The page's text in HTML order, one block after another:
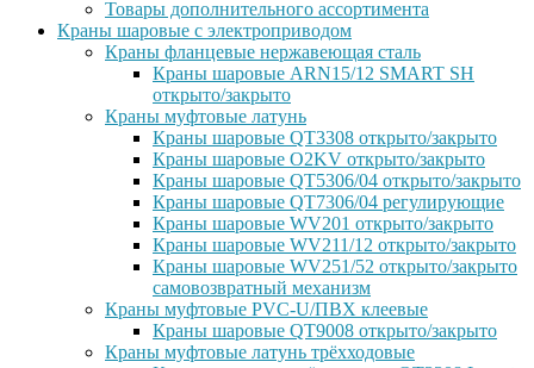
Товары дополнительного ассортимента
Краны шаровые с электроприводом
Краны фланцевые нержавеющая сталь
Краны шаровые ARN15/12 SMART SH
открыто/закрыто
Краны муфтовые латунь
Краны шаровые QT3308 открыто/закрыто
Краны шаровые O2KV открыто/закрыто
Краны шаровые QT5306/04 открыто/закрыто
Краны шаровые QT7306/04 регулирующие
Краны шаровые WV201 открыто/закрыто
Краны шаровые WV211/12 открыто/закрыто
Краны шаровые WV251/52 открыто/закрыто
самовозвратный механизм
Краны муфтовые PVC-U/ПВХ клеевые
Краны шаровые QT9008 открыто/закрыто
Краны муфтовые латунь трёхходовые